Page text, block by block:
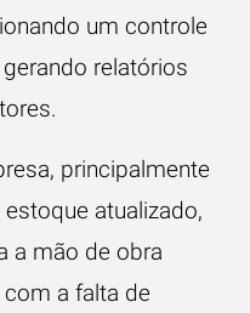
um controle
relatórios
principalmente
atualizado,
a mão de obra
a falta de